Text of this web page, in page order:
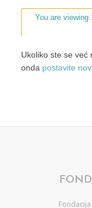
You are viewing
Ukoliko ste se već
onda postavite